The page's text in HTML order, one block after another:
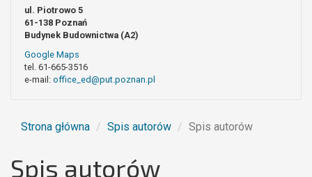
ul. Piotrowo 5
61-138 Poznań
Budynek Budownictwa (A2)
Google Maps
tel. 61-665-3516
e-mail: office_ed@put.poznan.pl
Strona główna Spis autorów Spis autorów
Spis autorów